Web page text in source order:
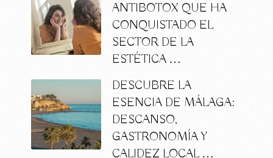
ANTIBOTOX QUE HA
CONQUISTADO EL
SECTOR DE LA
ESTÉTICA …
DESCUBRE LA
ESENCIA DE MÁLAGA:
DESCANSO,
GASTRONOMÍA Y
CALIDEZ LOCAL …